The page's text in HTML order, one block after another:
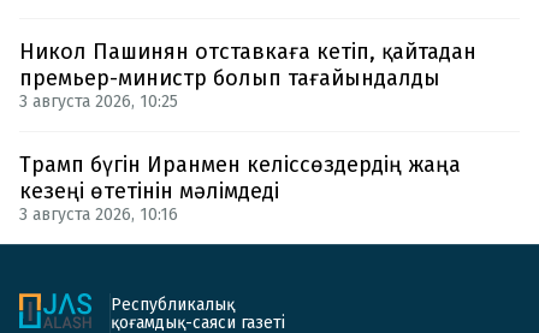
Никол Пашинян отставкаға кетіп, қайтадан
премьер-министр болып тағайындалды
3 августа 2026, 10:25
Трамп бүгін Иранмен келіссөздердің жаңа
кезеңі өтетінін мәлімдеді
3 августа 2026, 10:16
Республикалық
қоғамдық-саяси газеті